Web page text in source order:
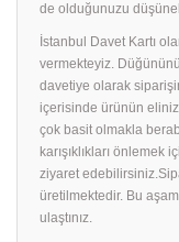
de olduğunuzu
İstanbul Davet Kartı
vermekteyiz.
davetiye olarak
içerisinde ürünün
çok basit olmakla
karışıklıkları önlemek
ziyaret
üretilmektedir. Bu
ulaştınız.